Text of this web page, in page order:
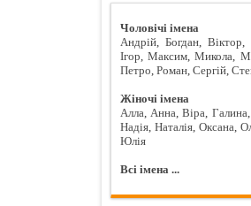
Чоловічі імена
Андрій, Богдан, Віктор,
Ігор, Максим, Микола,
Петро, Роман, Сергій,
Жіночі імена
Алла, Анна, Віра, Галина,
Надія, Наталія, Оксана,
Юлія
Всі імена ...